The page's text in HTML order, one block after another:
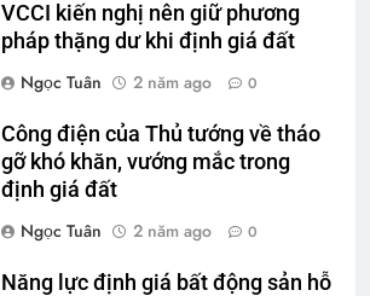
VCCI kiến nghị nên giữ phương
pháp thặng dư khi định giá đất
Ngọc Tuân
2 năm ago 0
Công điện của Thủ tướng về tháo
gỡ khó khăn, vướng mắc trong
định giá đất
Ngọc Tuân
2 năm ago 0
Năng lực định giá bất động sản hỗ